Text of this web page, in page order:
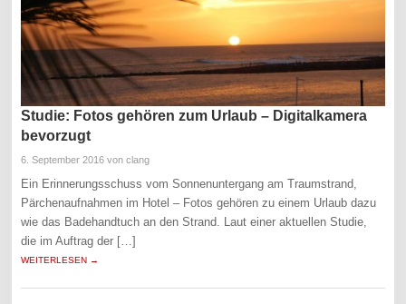
Studie: Fotos gehören zum Urlaub – Digitalkamera
bevorzugt
6. September 2016 von clang
Ein Erinnerungsschuss vom Sonnenuntergang am Traumstrand,
Pärchenaufnahmen im Hotel – Fotos gehören zu einem Urlaub dazu
wie das Badehandtuch an den Strand. Laut einer aktuellen Studie,
die im Auftrag der […]
WEITERLESEN →